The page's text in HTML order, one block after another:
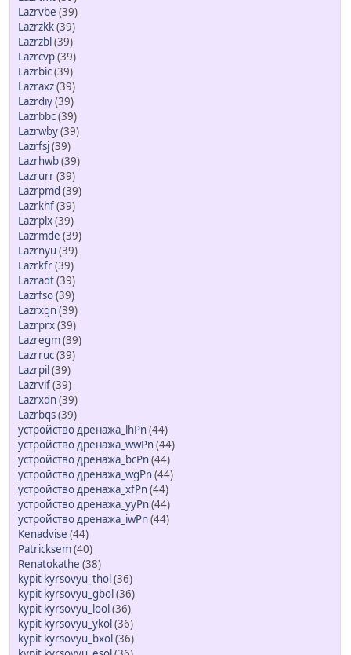
Lazrvbe (39)
Lazrzkk(39)
Lazrzbl(39)
Lazrcvp(39)
Lazrbic(39)
Lazraxz(39)
Lazrdiy(39)
Lazrbbc(39)
Lazrwby(39)
Lazrfsj(39)
Lazrhwb(39)
Lazrurr(39)
Lazrpmd (39)
Lazrkhf(39)
Lazrplx(39)
Lazrmde (39)
Lazrnyu (39)
Lazrkfr(39)
Lazradt(39)
Lazrfso(39)
Lazrxgn(39)
Lazrprx(39)
Lazregm(39)
Lazrruc(39)
Lazrpil(39)
Lazrvif(39)
Lazrxdn(39)
Lazrbqs(39)
устройство дренажа_lhPn(44)
устройство дренажа_wwPn(44)
устройство дренажа_bcPn(44)
устройство дренажа_wgPn(44)
устройство дренажа_xfPn(44)
устройство дренажа_yyPn(44)
устройство дренажа_iwPn(44)
Kenadvise (44)
Patricksem(40)
Renatokathe (38)
kypit kyrsovyu_thol(36)
kypit kyrsovyu_gbol(36)
kypit kyrsovyu_lool(36)
kypit kyrsovyu_ykol(36)
kypit kyrsovyu_bxol(36)